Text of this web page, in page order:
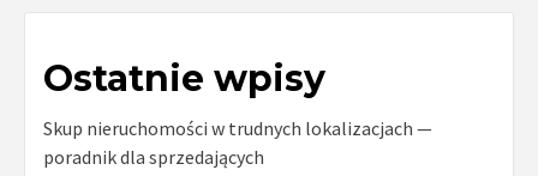
Ostatnie wpisy
Skup nieruchomości w trudnych lokalizacjach —
poradnik dla sprzedających